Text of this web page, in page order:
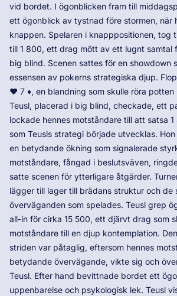
vid bordet. I ögonblicken fram till
ett ögonblick av tystnad före stormen, när
knappen. Spelaren i knapppositionen, tog
till 1 800, ett drag mött av ett lugnt samtal
big blind. Scenen sattes för en showdown
essensen av pokerns strategiska djup.
♥ 7 ♦, en blandning som skulle röra
Teusl, placerad i big blind, checkade, ett
lockade hennes motståndare till att satsa
som Teusls strategi började utvecklas.
en betydande ökning som signalerade
motståndare, fångad i beslutsväven,
satte scenen för ytterligare åtgärder.
lägger till lager till brädans struktur och de
överväganden som spelades. Teusl grep
all-in för cirka 15 500, ett djärvt drag som
motståndare till en djup kontemplation.
striden var påtaglig, eftersom hennes
betydande övervägande, vikte sig och
Teusl. Efter hand bevittnade bordet ett
uppenbarelse och psykologisk lek. Teusl